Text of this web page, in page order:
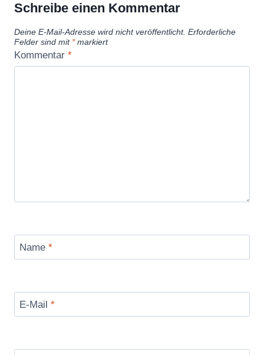
Schreibe einen Kommentar
Deine E-Mail-Adresse wird nicht veröffentlicht. Erforderliche
Felder sind mit *markiert
Kommentar *
Name *
E-Mail *